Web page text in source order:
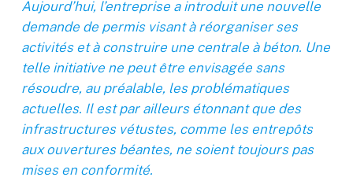
Aujourd’hui, l’entreprise a introduit une nouvelle
demande de permis visant à réorganiser ses
activités et à construire une centrale à béton. Une
telle initiative ne peut être envisagée sans
résoudre, au préalable, les problématiques
actuelles. Il est par ailleurs étonnant que des
infrastructures vétustes, comme les entrepôts
aux ouvertures béantes, ne soient toujours pas
mises en conformité.